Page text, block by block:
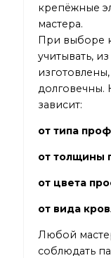
крепёжные
мастера.
При выборе
учитывать,
долговечны.
зависит:
от типа
от толщины
от цвета
от вида
Любой
соблюдать